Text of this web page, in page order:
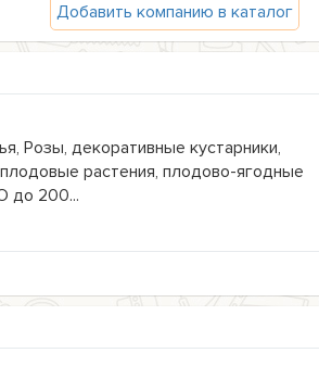
Добавить компанию в каталог
Розы, декоративные кустарники,
растения, плодово-ягодные
до 200...